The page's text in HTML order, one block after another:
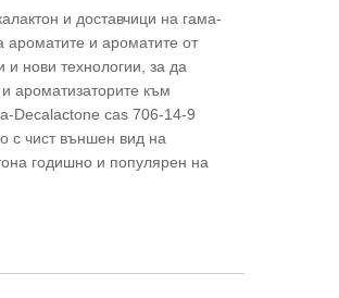
и доставчици на гама-
ароматите и ароматите от
и нови технологии, за да
ароматизаторите към
Decalactone cas 706-14-9
с чист външен вид на
годишно и популярен на